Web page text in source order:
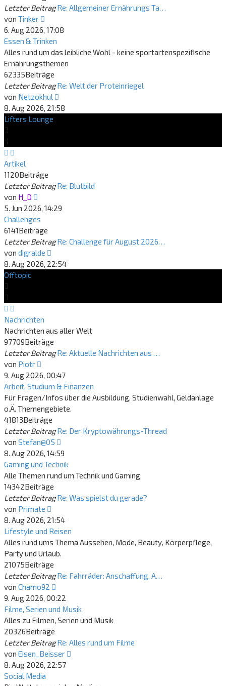
Letzter Beitrag Re: Allgemeiner Ernährungs Ta…
von Tinker
Beitrag
6. Aug 2026, 17:08
Essen & Trinken
Alles rund um das leibliche Wohl - keine sportartenspezifische
Ernährungsthemen
62335Beiträge
Letzter Beitrag Re: Welt der Proteinriegel
von Netzokhul
Beitrag
8. Aug 2026, 21:58
Lifters Lounge
Artikel
1120Beiträge
Letzter Beitrag Re: Blutbild
von H_D
Beitrag
5. Jun 2026, 14:29
Challenges
6141Beiträge
Letzter Beitrag Re: Challenge für August 2026…
von digralde
Beitrag
8. Aug 2026, 22:54
Offtopic
Nachrichten
Nachrichten aus aller Welt
97709Beiträge
Letzter Beitrag Re: Aktuelle Nachrichten aus …
von Piotr
Beitrag
9. Aug 2026, 00:47
Arbeit, Studium & Finanzen
Für Fragen/Infos über die Ausbildung, Studienwahl, Geldanlage
o.Ä. Themengebiete.
41813Beiträge
Letzter Beitrag Re: Der Kryptowährungs-Thread
von Stefan@05
Beitrag
8. Aug 2026, 14:59
Gaming und Technik
Alle Themen rund um Technik und Gaming.
14342Beiträge
Letzter Beitrag Re: Was spielst du gerade?
von Primate
Beitrag
8. Aug 2026, 21:54
Lifestyle und Reisen
Alles rund ums Thema Aussehen, Mode, Beauty, Körperpflege,
Party und Urlaub.
21075Beiträge
Letzter Beitrag Re: Fahrräder: Anschaffung, A…
von Chamo92
Beitrag
9. Aug 2026, 00:22
Filme, Serien und Musik
Alles zu Filmen, Serien und Musik
20326Beiträge
Letzter Beitrag Re: Alles rund um Filme
von Eisen_Beisser
8. Aug 2026, 22:57
Social Media